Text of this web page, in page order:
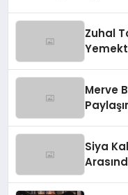
Zuhal
Merve
Siya